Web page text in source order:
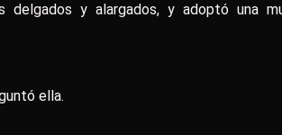
delgados y alargados, y adoptó una
ella.